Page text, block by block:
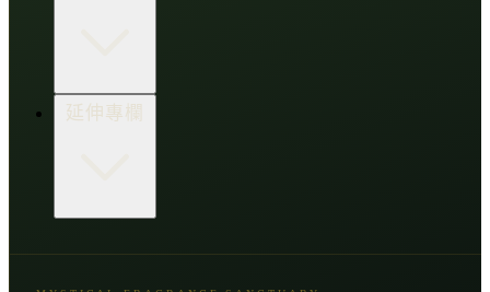
樹脂類
顯化與吸引力
延伸專欄
古文明與神話